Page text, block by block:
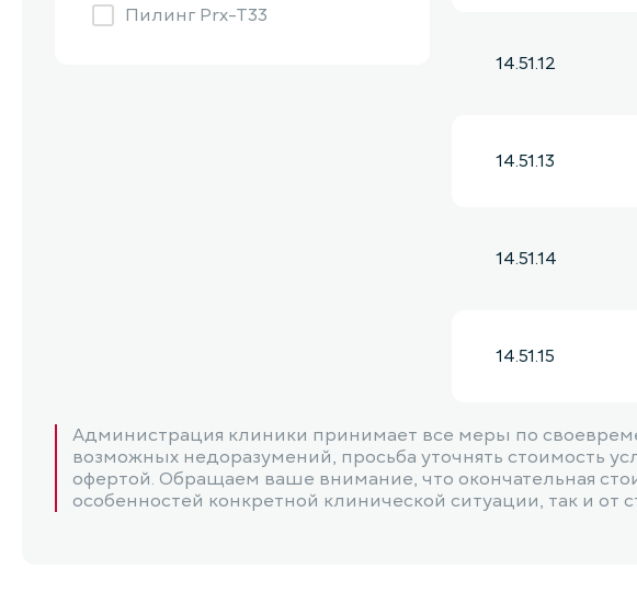
Пилинг Prx-T33
14.51.12
14.51.13
14.51.14
14.51.15
14.51.16
Администрация клиники принимает все меры по
возможных недоразумений, просьба уточнять стоимость
офертой. Обращаем ваше внимание, что окончательная
особенностей конкретной клинической ситуации, так и от